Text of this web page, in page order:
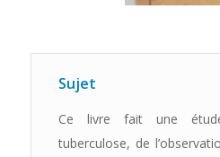
Sujet
Ce livre fait une
tuberculose, de